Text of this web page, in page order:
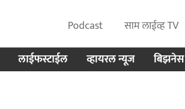
Podcast साम लाईव्ह TV
लाईफस्टाईल व्हायरल न्यूज बिझनेस